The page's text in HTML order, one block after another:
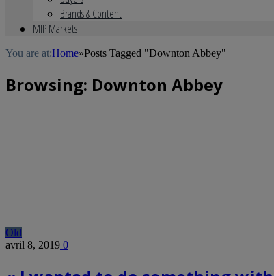
Brands & Content
MIP Markets
You are at:Home»Posts Tagged "Downton Abbey"
Browsing: Downton Abbey
Old
avril 8, 2019 0